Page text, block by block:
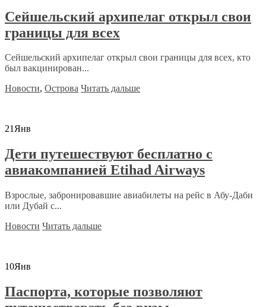
Сейшельский архипелаг открыл свои
границы для всех
Сейшельский архипелаг открыл свои границы для всех, кто
был вакцинирован...
Новости, Острова Читать дальше
21Янв
Дети путешествуют бесплатно с
авиакомпанией Etihad Airways
Взрослые, забронировавшие авиабилеты на рейс в Абу-Даби
или Дубай с...
Новости Читать дальше
10Янв
Паспорта, которые позволяют